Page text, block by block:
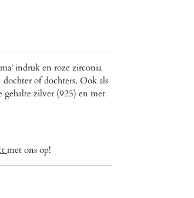
indruk en roze zirconia
dochter of dochters. Ook als
gehalte zilver (925) en met
met ons op!